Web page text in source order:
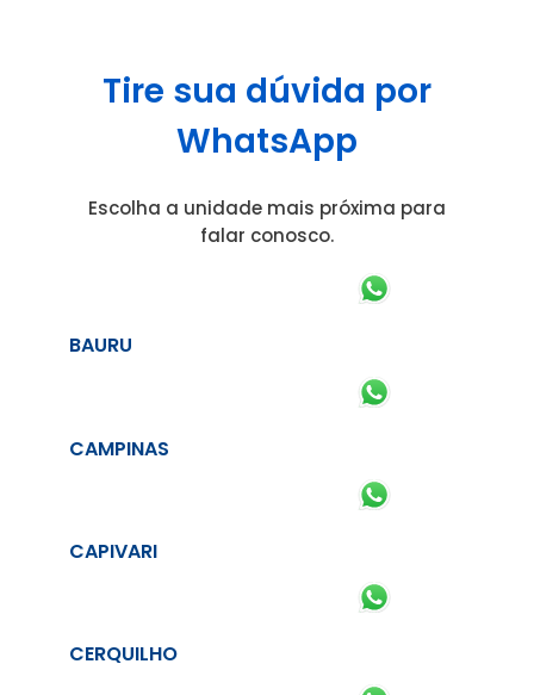
Tire sua dúvida por
WhatsApp
Escolha a unidade mais próxima para
falar conosco.
BAURU
CAMPINAS
CAPIVARI
CERQUILHO